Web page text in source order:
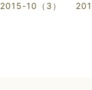
2015-10（3）